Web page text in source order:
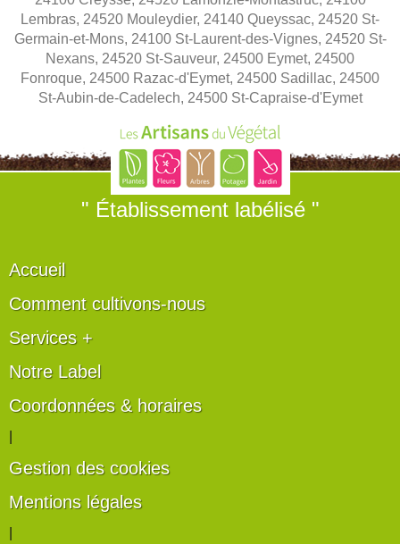
Lembras, 24520 Mouleydier, 24140 Queyssac, 24520 St-
Germain-et-Mons, 24100 St-Laurent-des-Vignes, 24520 St-
Nexans, 24520 St-Sauveur, 24500 Eymet, 24500
Fonroque, 24500 Razac-d'Eymet, 24500 Sadillac, 24500
St-Aubin-de-Cadelech, 24500 St-Capraise-d'Eymet
" Établissement labélisé "
Accueil
Comment cultivons-nous
Services +
Notre Label
Coordonnées & horaires
Gestion des cookies
Mentions légales